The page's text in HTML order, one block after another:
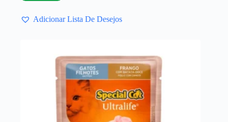
Adicionar Lista De Desejos